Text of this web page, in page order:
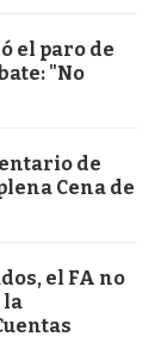
el paro de
"No
de
Cena de
el FA no
la